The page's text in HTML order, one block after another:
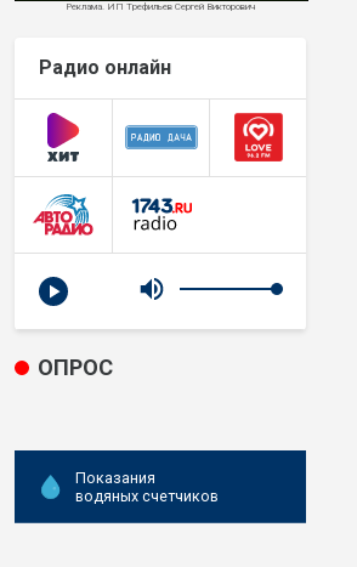
Реклама. ИП Трефильев Сергей Викторович
Радио онлайн
ОПРОС
Показания
водяных счетчиков